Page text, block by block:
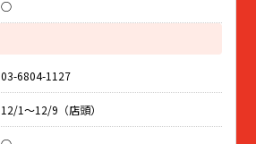
○
03-6804-1127
12/1～12/9（店頭）